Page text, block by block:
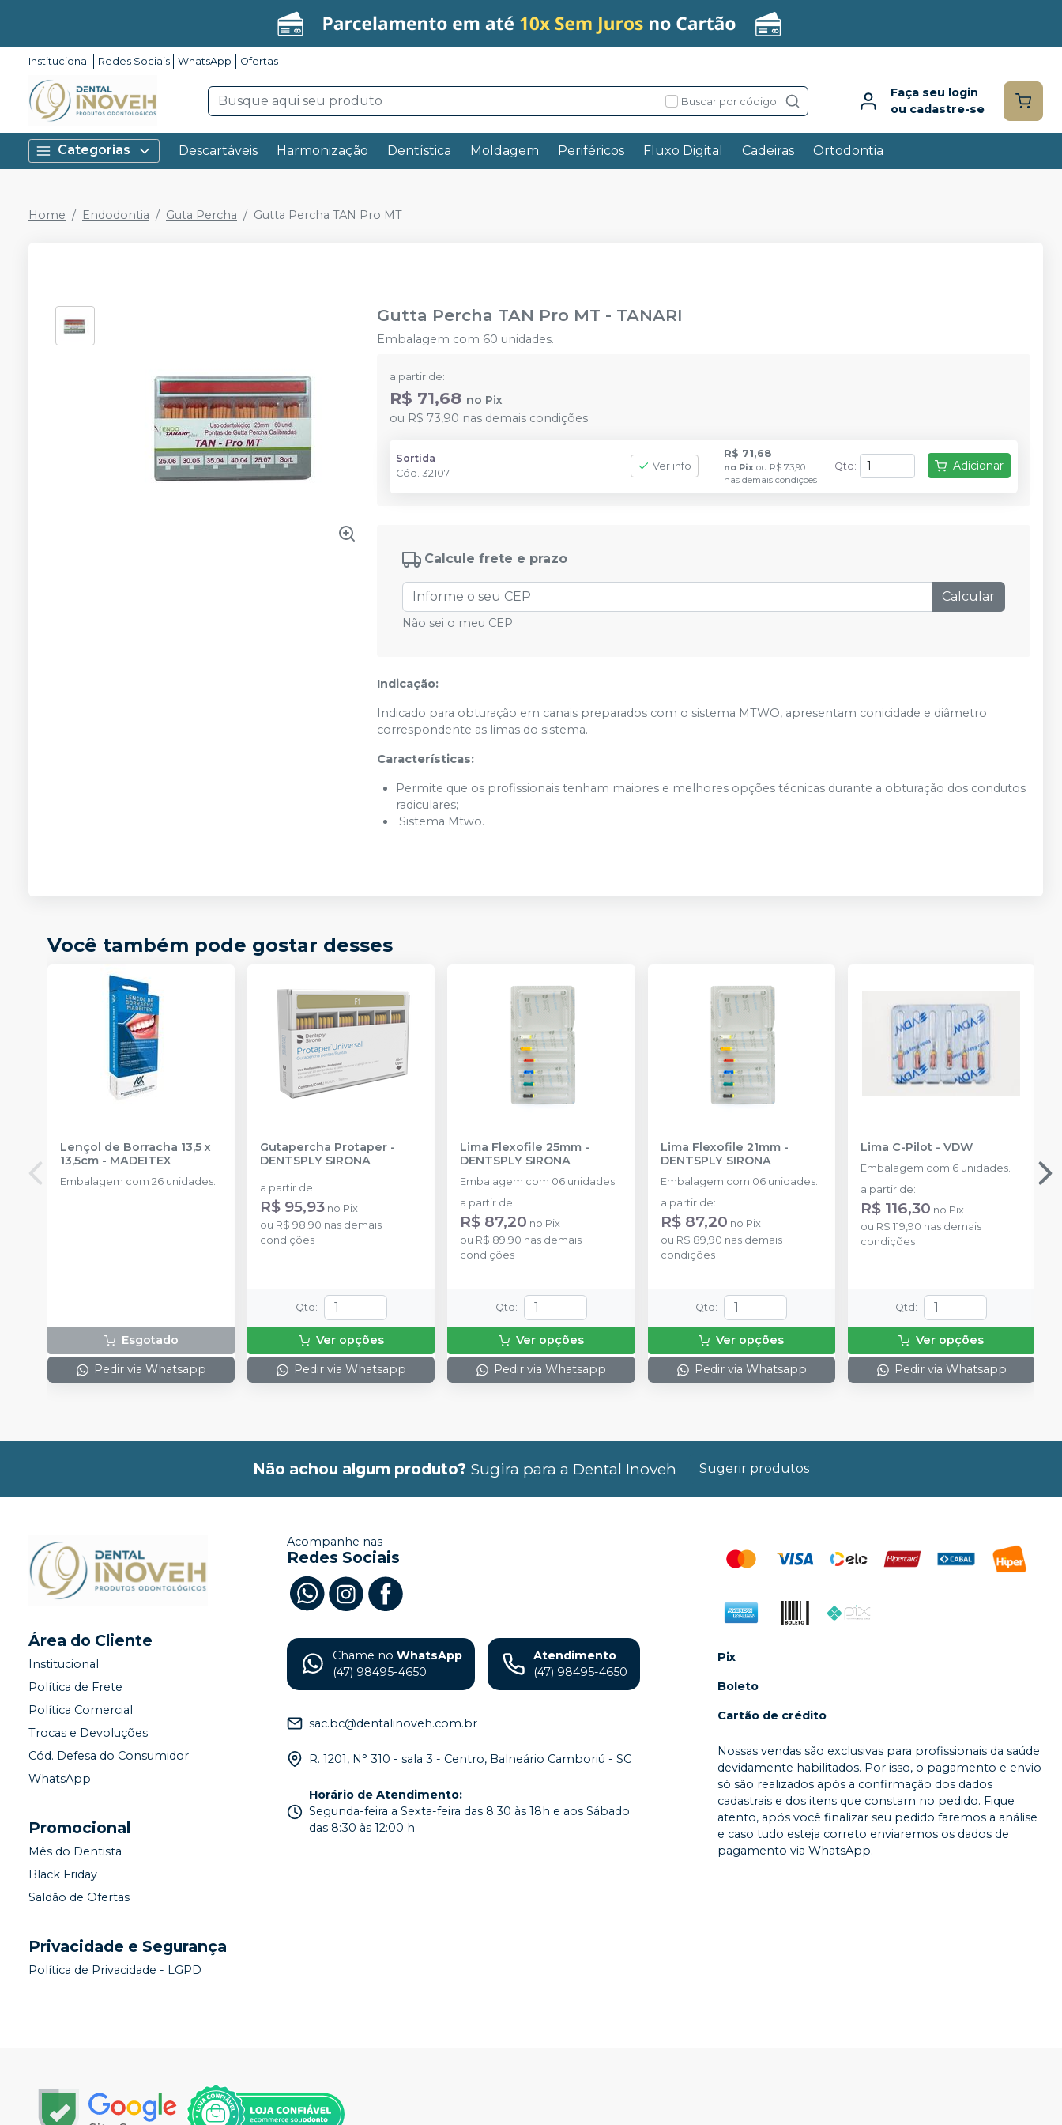
Institucional Redes Sociais WhatsApp Ofertas
Buscar por código
Faça seu login
ou cadastre-se
Categorias Descartáveis Harmonização Dentística Moldagem Periféricos Fluxo Digital Cadeiras Ortodontia
Home Endodontia Guta Percha Gutta Percha TAN Pro MT
Gutta Percha TAN Pro MT - TANARI
Embalagem com 60 unidades.
a partir de:
R$ 71,68 no Pix
ou R$ 73,90 nas demais condições
Sortida
Cód.32107
Ver info
R$ 71,68
no Pix ou R$ 73,90
nas demais condições
Qtd : Adicionar
Calcule frete e prazo
Calcular
Não sei o meu CEP
Indicação:
Indicado para obturação em canais preparados com o sistema MTWO, apresentam conicidade e diâmetro
correspondente as limas do sistema.
Características:
Permite que os profissionais tenham maiores e melhores opções técnicas durante a obturação dos condutos
radiculares;
Sistema Mtwo.
Você também pode gostar desses
Lençol de Borracha 13,5 x
13,5cm - MADEITEX
Embalagem com 26 unidades.
Esgotado
Pedir via Whatsapp
Gutapercha Protaper -
DENTSPLY SIRONA
a partir de:
R$ 95,93 no Pix
ou R$ 98,90 nas demais
condições
Qtd :
Ver opções
Pedir via Whatsapp
Lima Flexofile 25mm -
DENTSPLY SIRONA
Embalagem com 06 unidades.
a partir de:
R$ 87,20 no Pix
ou R$ 89,90 nas demais
condições
Qtd :
Ver opções
Pedir via Whatsapp
Lima Flexofile 21mm-
DENTSPLY SIRONA
Embalagem com 06 unidades.
a partir de:
R$ 87,20 no Pix
ou R$ 89,90 nas demais
condições
Qtd :
Ver opções
Pedir via Whatsapp
Lima C-Pilot - VDW
Embalagem com 6 unidades.
a partir de:
R$ 116,30 no Pix
ou R$ 119,90 nas demais
condições
Qtd :
Ver opções
Pedir via Whatsapp
Não achou algum produto? Sugira para a Dental Inoveh Sugerir produtos
Área do Cliente
Institucional
Política de Frete
Política Comercial
Trocas e Devoluções
Cód. Defesa do Consumidor
WhatsApp
Promocional
Mês do Dentista
Black Friday
Saldão de Ofertas
Privacidade e Segurança
Política de Privacidade - LGPD
Acompanhe nas
Redes Sociais
Chame no WhatsApp
(47) 98495-4650
Atendimento
(47) 98495-4650
sac.bc@dentalinoveh.com.br
R. 1201, N° 310 - sala 3 - Centro, Balneário Camboriú - SC
Horário de Atendimento:
Segunda-feira a Sexta-feira das 8:30 às 18h e aos Sábado
das 8:30 às 12:00 h
Pix
Boleto
Cartão de crédito
Nossas vendas são exclusivas para profissionais da saúde
devidamente habilitados. Por isso, o pagamento e envio
só são realizados após a confirmação dos dados
cadastrais e dos itens que constam no pedido. Fique
atento, após você finalizar seu pedido faremos a análise
e caso tudo esteja correto enviaremos os dados de
pagamento via WhatsApp.